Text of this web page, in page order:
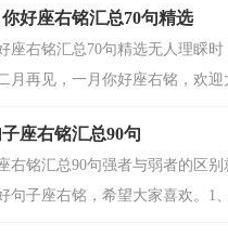
好座右铭汇总70句精选
座右铭汇总70句精选无人理睬
月再见，一月你好座右铭，欢
座右铭汇总90句
右铭汇总90句强者与弱者的区
句子座右铭，希望大家喜欢。1